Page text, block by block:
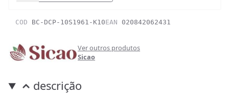
COD BC-DCP-10S1961-K10EAN 020842062431
Ver outros produtos
Sicao
descrição